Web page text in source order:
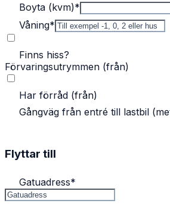
Boyta (kvm)*
Våning*
Finns hiss?
Förvaringsutrymmen (från)
Har förråd (från)
Gångväg från entré till lastbil
Flyttar till
Gatuadress*